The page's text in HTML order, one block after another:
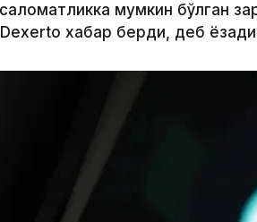
саломатликка мумкин бўлган
Dexerto хабар берди, деб ёзади